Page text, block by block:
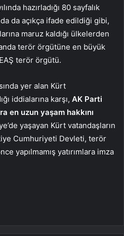
hazırladığı 80 sayfalık
da açıkça ifade edildiği gibi,
maruz kaldığı ülkelerden
terör örgütüne en büyük
terör örgütü.
yer alan Kürt
iddialarına karşı, AK Parti
en uzun yaşam hakkını
yaşayan Kürt vatandaşların
Cumhuriyeti Devleti, terör
yapılmamış yatırımlara imza